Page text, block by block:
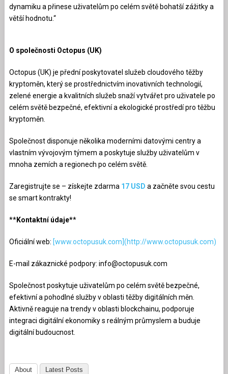
dynamiku a přinese uživatelům po celém světě bohatší zážitky a
větší hodnotu.“
O společnosti Octopus (UK)
Octopus (UK) je přední poskytovatel služeb cloudového těžby
kryptoměn, který se prostřednictvím inovativních technologií,
zelené energie a kvalitních služeb snaží vytvářet pro uživatele po
celém světě bezpečné, efektivní a ekologické prostředí pro těžbu
kryptoměn.
Společnost disponuje několika moderními datovými centry a
vlastním vývojovým týmem a poskytuje služby uživatelům v
mnoha zemích a regionech po celém světě.
Zaregistrujte se – získejte zdarma 17 USD a začněte svou cestu
se smart kontrakty!
**Kontaktní údaje**
Oficiální web: [www.octopusuk.com](http://www.octopusuk.com)
E-mail zákaznické podpory: info@octopusuk.com
Společnost poskytuje uživatelům po celém světě bezpečné,
efektivní a pohodlné služby v oblasti těžby digitálních měn.
Aktivně reaguje na trendy v oblasti blockchainu, podporuje
integraci digitální ekonomiky s reálným průmyslem a buduje
digitální budoucnost.
About Latest Posts